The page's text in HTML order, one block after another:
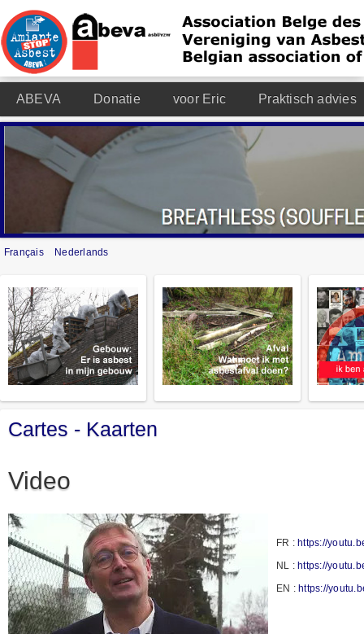
ABEVA Donatie voor Eric Praktisch advies
Français Nederlands
Cartes - Kaarten
Video
FR :https://
NL :https://
EN :https://